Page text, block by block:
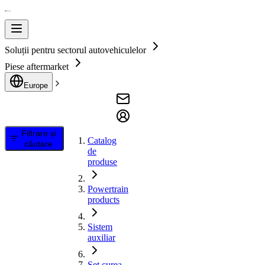
Soluții pentru sectorul autovehiculelor
Piese aftermarket
Europe
Filtrare și
căutare
Catalog
de
produse
Powertrain
products
Sistem
auxiliar